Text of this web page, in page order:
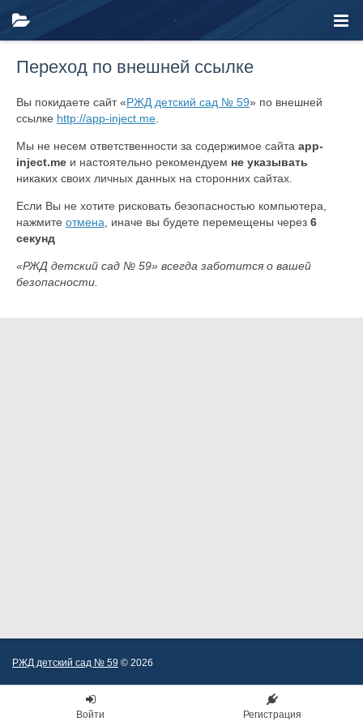
Переход по внешней ссылке
Вы покидаете сайт «РЖД детский сад № 59» по внешней
ссылке http://app-inject.me
Мы не несем ответственности за содержимое сайта app-
inject.me и настоятельно рекомендуем не указывать
никаких своих личных данных на сторонних сайтах.
Если Вы не хотите рисковать безопасностью компьютера,
нажмите отмена , иначе вы будете перемещены через 6
секунд
«РЖД детский сад № 59» всегда заботится о вашей
безопасности.
РЖД детский сад № 59 © 2026
Войти Регистрация